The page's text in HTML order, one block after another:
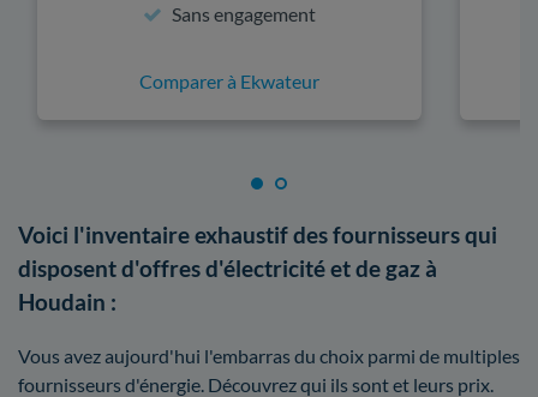
Sans engagement
Comparer à Ekwateur
Voici l'inventaire exhaustif des fournisseurs qui
disposent d'offres d'électricité et de gaz à
Houdain :
Vous avez aujourd'hui l'embarras du choix parmi de multiples
fournisseurs d'énergie. Découvrez qui ils sont et leurs prix.